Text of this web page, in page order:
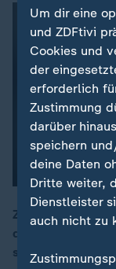
Zahlreiche Tote
den Pager-
steckt Israel
Um dir eine
und ZDFtivi
Cookies und
der
erforderlich
Zustimmung
darüber
speichern
deine Daten
Dritte weiter,
Dienstleister
auch nicht zu